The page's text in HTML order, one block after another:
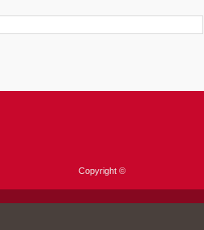
Copyright ©